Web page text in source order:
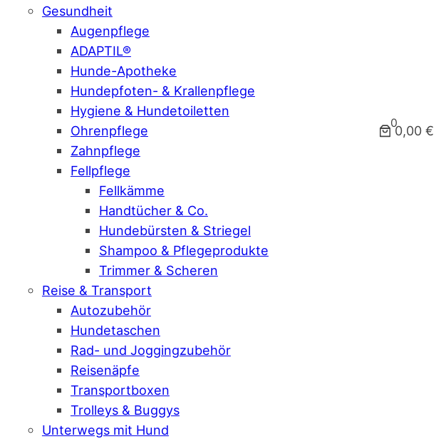
Gesundheit
Augenpflege
ADAPTIL®
Hunde-Apotheke
Hundepfoten- & Krallenpflege
Hygiene & Hundetoiletten
Ohrenpflege
Zahnpflege
Fellpflege
Fellkämme
Handtücher & Co.
Hundebürsten & Striegel
Shampoo & Pflegeprodukte
Trimmer & Scheren
Reise & Transport
Autozubehör
Hundetaschen
Rad- und Joggingzubehör
Reisenäpfe
Transportboxen
Trolleys & Buggys
Unterwegs mit Hund
0
0,00 €